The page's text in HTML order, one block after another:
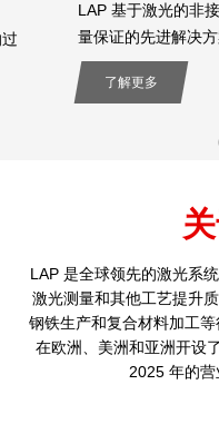
LAP 基于激光的非接触式
量保证的先进解决方案。
了解更多
LAP 是全球领先的激光系
激光测量和其他工艺提升
钢铁生产和复合材料加工
在欧洲、美洲和亚洲开设
2025 年的营